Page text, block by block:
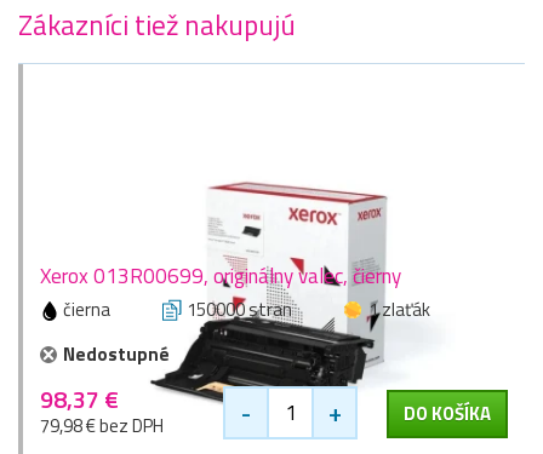
Zákazníci tiež nakupujú
Xerox 013R00699, originálny valec, čierny
čierna 150000 stran
1 zlaťák
Nedostupné
98,37 €
79,98 € bez DPH - + DO KOŠÍKA